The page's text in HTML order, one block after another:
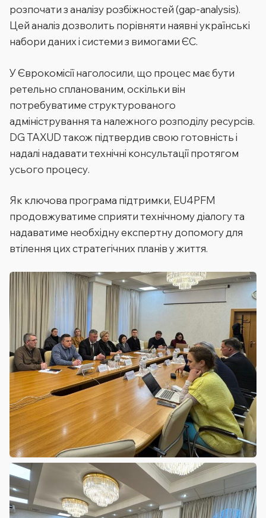
розпочати з аналізу розбіжностей (gap-analysis).
Цей аналіз дозволить порівняти наявні українські
набори даних і системи з вимогами ЄС.
У Єврокомісії наголосили, що процес має бути
ретельно спланованим, оскільки він
потребуватиме структурованого
адміністрування та належного розподілу ресурсів.
DG TAXUD також підтвердив свою готовність і
надалі надавати технічні консультації протягом
усього процесу.
Як ключова програма підтримки, EU4PFM
продовжуватиме сприяти технічному діалогу та
надаватиме необхідну експертну допомогу для
втілення цих стратегічних планів у життя.